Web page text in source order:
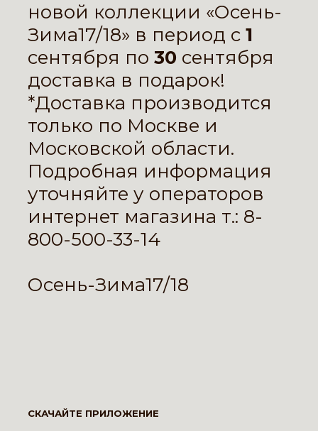
новой коллекции «Осень-
Зима17/18» в период с 1
сентября по 30 сентября
доставка в подарок!
*Доставка производится
только по Москве и
Московской области.
Подробная информация
уточняйте у операторов
интернет магазина т.: 8-
800-500-33-14
Осень-Зима17/18
СКАЧАЙТЕ ПРИЛОЖЕНИЕ